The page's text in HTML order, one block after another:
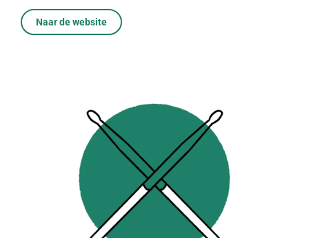
Naar de website